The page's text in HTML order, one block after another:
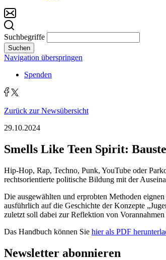
Suchbegriffe
Suchen
Navigation überspringen
Spenden
Zurück zur Newsübersicht
29.10.2024
Smells Like Teen Spirit:
Hip-Hop, Rap, Techno, Punk, YouTube oder
rechts­orientierte politische Bildung mit der
Die ausgewählten und erprobten Methoden
ausführlich auf die Geschichte der Konzepte
zuletzt soll dabei zur Reflektion von
Das Handbuch können Sie hier als PDF
Newsletter abonnieren